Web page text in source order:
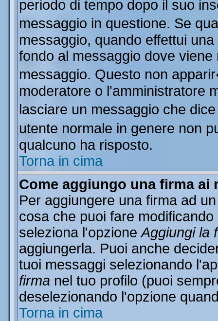
periodo di tempo dopo il suo
messaggio in questione. Se
messaggio, quando effettui
fondo al messaggio dove
messaggio. Questo non
moderatore o l'amministratore
lasciare un messaggio che
utente normale in genere non
qualcuno ha risposto.
Torna in cima
Come aggiungo una firma ai
Per aggiungere una firma ad
cosa che puoi fare
seleziona l'opzioneAggiungi la
aggiungerla. Puoi anche
tuoi messaggi selezionando
firma nel tuo profilo (puoi
deselezionando l'opzione
Torna in cima